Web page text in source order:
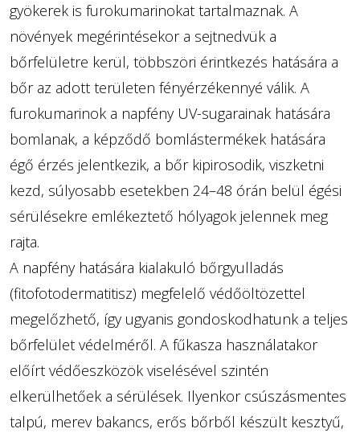
gyökerek is furokumarinokat tartalmaznak. A
növények megérintésekor a sejtnedvük a
bőrfelületre kerül, többszöri érintkezés hatására a
bőr az adott területen fényérzékennyé válik. A
furokumarinok a napfény UV-sugarainak hatására
bomlanak, a képződő bomlástermékek hatására
égő érzés jelentkezik, a bőr kipirosodik, viszketni
kezd, súlyosabb esetekben 24–48 órán belül égési
sérülésekre emlékeztető hólyagok jelennek meg
rajta.
A napfény hatására kialakuló bőrgyulladás
(fitofotodermatitisz) megfelelő védőöltözettel
megelőzhető, így ugyanis gondoskodhatunk a teljes
bőrfelület védelméről. A fűkasza használatakor
előírt védőeszközök viselésével szintén
elkerülhetőek a sérülések. Ilyenkor csúszásmentes
talpú, merev bakancs, erős bőrből készült kesztyű,